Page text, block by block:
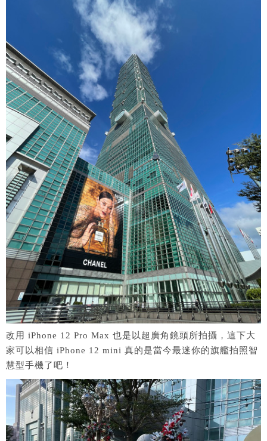
改用 iPhone 12 Pro Max 也是以超廣角鏡頭所拍攝，這下大
家可以相信 iPhone 12 mini 真的是當今最迷你的旗艦拍照智
慧型手機了吧！